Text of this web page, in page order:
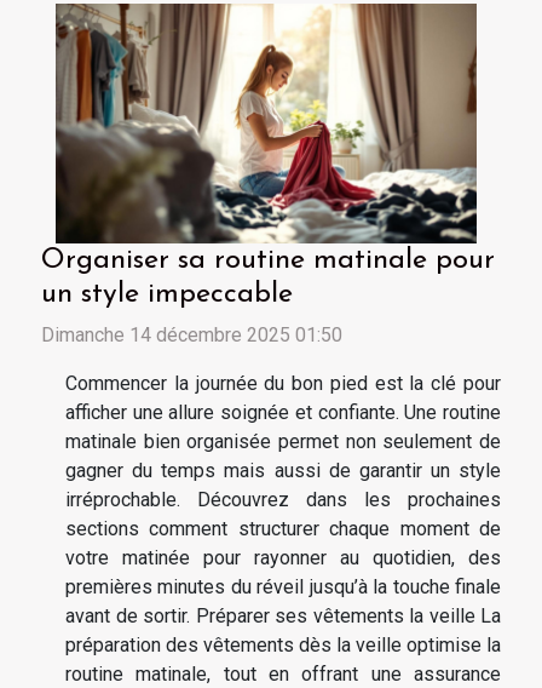
Organiser sa routine matinale pour
un style impeccable
Dimanche 14 décembre 2025 01:50
Commencer la journée du bon pied est la clé pour
afficher une allure soignée et confiante. Une routine
matinale bien organisée permet non seulement de
gagner du temps mais aussi de garantir un style
irréprochable. Découvrez dans les prochaines
sections comment structurer chaque moment de
votre matinée pour rayonner au quotidien, des
premières minutes du réveil jusqu’à la touche finale
avant de sortir. Préparer ses vêtements la veille La
préparation des vêtements dès la veille optimise la
routine matinale, tout en offrant une assurance